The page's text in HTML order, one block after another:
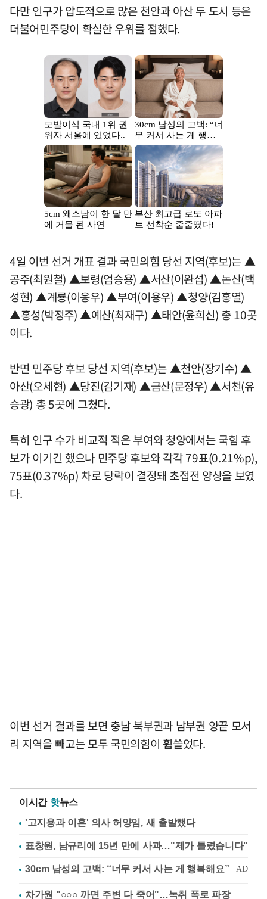
다만 인구가 압도적으로 많은 천안과 아산 두 도시 등은
더불어민주당이 확실한 우위를 점했다.
4일 이번 선거 개표 결과 국민의힘 당선 지역(후보)는 ▲
공주(최원철) ▲보령(엄승용) ▲서산(이완섭) ▲논산(백
성현) ▲계룡(이응우) ▲부여(이용우) ▲청양(김홍열)
▲홍성(박정주) ▲예산(최재구) ▲태안(윤희신) 총 10곳
이다.
반면 민주당 후보 당선 지역(후보)는 ▲천안(장기수) ▲
아산(오세현) ▲당진(김기재) ▲금산(문정우) ▲서천(유
승광) 총 5곳에 그쳤다.
특히 인구 수가 비교적 적은 부여와 청양에서는 국힘 후
보가 이기긴 했으나 민주당 후보와 각각 79표(0.21%p),
75표(0.37%p) 차로 당락이 결정돼 초접전 양상을 보였
다.
이번 선거 결과를 보면 충남 북부권과 남부권 양끝 모서
리 지역을 빼고는 모두 국민의힘이 휩쓸었다.
이시간 핫뉴스
'고지용과 이혼' 의사 허양임, 새 출발했다
표창원, 남규리에 15년 만에 사과…"제가 틀렸습니다"
차가원 "○○○ 까면 주변 다 죽어"…녹취 폭로 파장